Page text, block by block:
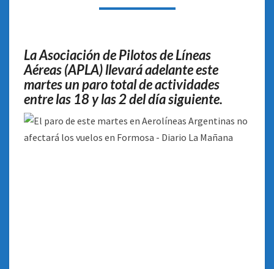
EN
FORMOSA
La Asociación de Pilotos de Líneas
Aéreas (APLA) llevará adelante este
martes un paro total de actividades
entre las 18 y las 2 del día siguiente.